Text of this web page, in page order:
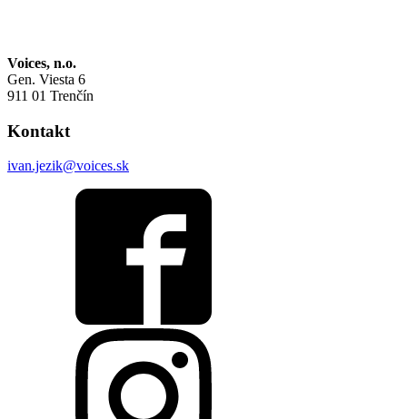
Voices, n.o.
Gen. Viesta 6
911 01 Trenčín
Kontakt
ivan.jezik@voices.sk